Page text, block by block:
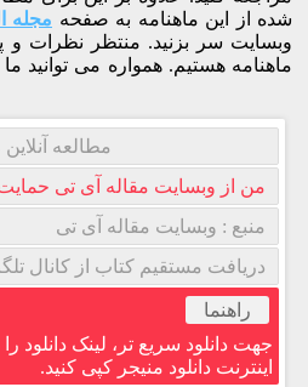
شده از این ماهنامه به صفحه مجله
وبسایت سر بزنید. منتظر نظرات و
ماهنامه هستیم. همواره می توانید
مطالعه
من از وبسایت مقاله آی تی
منبع : وبسایت مقاله آی تی
دریافت مستقیم کتاب از کانال
راهنما
جهت دانلود سریع تر، لینک دانلود
اینترنت دانلود منیجر کپی کنید.